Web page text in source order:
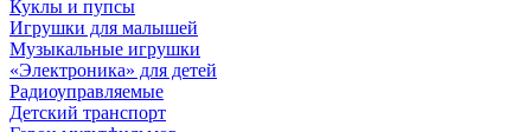
Куклы и пупсы
Игрушки для малышей
Музыкальные игрушки
«Электроника» для детей
Радиоуправляемые
Детский транспорт